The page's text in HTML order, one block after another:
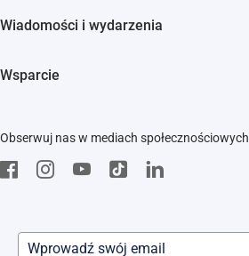
Trust Center
Wiadomości i wydarzenia
Wsparcie
Pobierz
Obserwuj nas w mediach społecznościowych